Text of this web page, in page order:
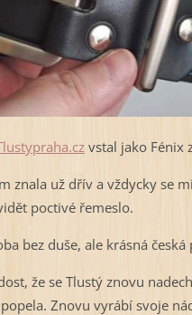
vstal jako Fénix
znala už dřív a vždycky se
poctivé řemeslo.
bez duše, ale krásná česká
že se Tlustý znovu
Znovu vyrábí svoje